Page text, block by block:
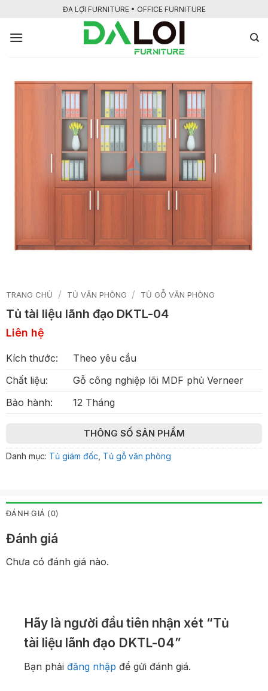
nội
ĐA LỢI FURNITURE • OFFICE FURNITURE
TRANG CHỦ / TỦ VĂN PHÒNG / TỦ GỖ VĂN PHÒNG
Tủ tài liệu lãnh đạo DKTL-04
Liên hệ
Kích thước:
Theo yêu cầu
Chất liệu:
Gỗ công nghiệp lõi MDF phủ Verneer
Bảo hành:
12 Tháng
THÔNG SỐ SẢN PHẨM
Danh mục: Tủ giám đốc Tủ gỗ văn phòng
ĐÁNH GIÁ (0)
Đánh giá
Chưa có đánh giá nào.
Hãy là người đầu tiên nhận xét “Tủ
tài liệu lãnh đạo DKTL-04”
Bạn phải đăng nhập để gửi đánh giá.